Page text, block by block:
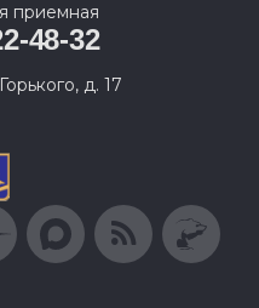
приемная
48-32
д. 17